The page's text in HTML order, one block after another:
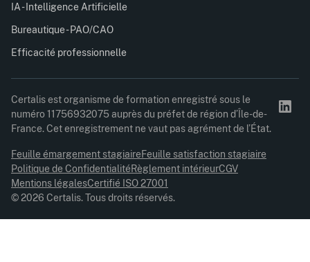
IA - Intelligence Artificielle
Bureautique - PAO/CAO
Efficacité professionnelle
Certalis est organisme de formation enregistré sous le
numéro 11756932075 auprès du préfet de région d’Île-de-
France. Cet enregistrement ne vaut pas agrément de l’État.
© 2026 Certalis. Tous droits réservés.
Feuille émargement stagiaireFeuille satisfaction stagiaire
Politique de ConfidentialitéRèglement intérieurCGV
Mentions légalesCertifié ISO 27001